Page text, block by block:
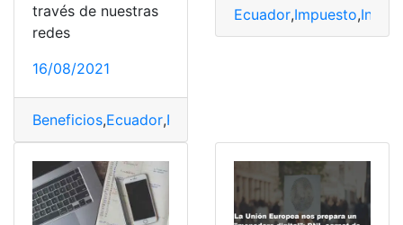
través de nuestras
redes
16/08/2021
Beneficios,Ecuador,Pagar impuestos
Ecuador,Impuesto,